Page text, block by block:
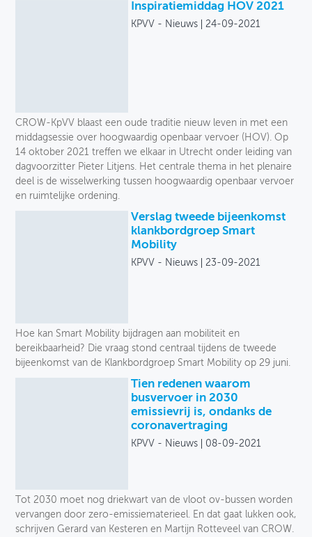
Inspiratiemiddag HOV 2021
KPVV - Nieuws 24-09-2021
CROW-KpVV blaast een oude traditie nieuw leven in met een
middagsessie over hoogwaardig openbaar vervoer (HOV). Op
14 oktober 2021 treffen we elkaar in Utrecht onder leiding van
dagvoorzitter Pieter Litjens. Het centrale thema in het plenaire
deel is de wisselwerking tussen hoogwaardig openbaar vervoer
en ruimtelijke ordening.
Verslag tweede bijeenkomst
klankbordgroep Smart
Mobility
KPVV - Nieuws 23-09-2021
Hoe kan Smart Mobility bijdragen aan mobiliteit en
bereikbaarheid? Die vraag stond centraal tijdens de tweede
bijeenkomst van de Klankbordgroep Smart Mobility op 29 juni.
Tien redenen waarom
busvervoer in 2030
emissievrij is, ondanks de
coronavertraging
KPVV - Nieuws 08-09-2021
Tot 2030 moet nog driekwart van de vloot ov-bussen worden
vervangen door zero-emissiematerieel. En dat gaat lukken ook,
schrijven Gerard van Kesteren en Martijn Rotteveel van CROW.